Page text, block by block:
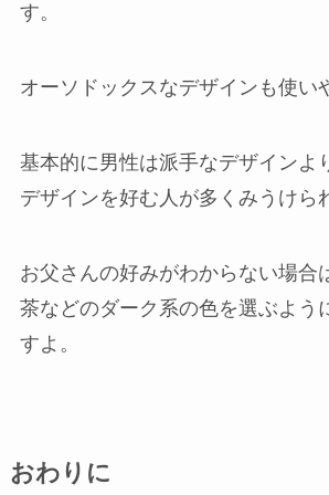
す。
オーソドックスなデザインも使い
基本的に男性は派手なデザインよ
デザインを好む人が多くみうけら
お父さんの好みがわからない場合
茶などのダーク系の色を選ぶよう
すよ。
おわりに